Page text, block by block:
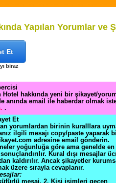
Yapılan Yorumlar ve
Et
biraz
Hotel hakkında yeni bir şikayet/
anında email ile haberdar olmak
.
Et
yorumlardan birinin kuralllara
ilgili mesajı copy/paste yaparak
adresine email gönderin.
yoğunluğa göre ama genelde
Kural dışı mesajlar
kaldırılır. Ancak şikayetler
üzere sırayla cevaplanır.
mesaj. 2. Kişi isimleri geçen